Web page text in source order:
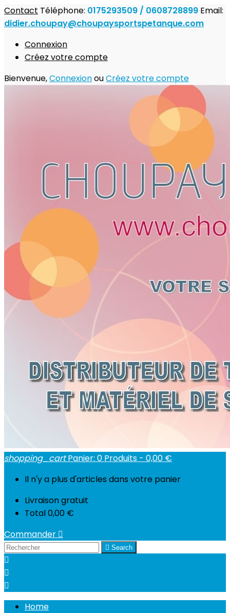
Contact Téléphone: 0175293509 / 0608728899 Email:
didier.choupay@choupaysportspetanque.com
Connexion
Créez votre compte
Bienvenue,ConnexionouCréez votre compte
shopping_cart Panier: 0 Produits - 0,00 €
Il n'y a plus d'articles dans votre panier
Livraisongratuit
Total0,00 €
Commander 
 Search



Home